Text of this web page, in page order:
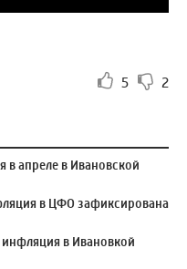
5 2
в апреле в Ивановской
в ЦФО зафиксирована
в Ивановкой